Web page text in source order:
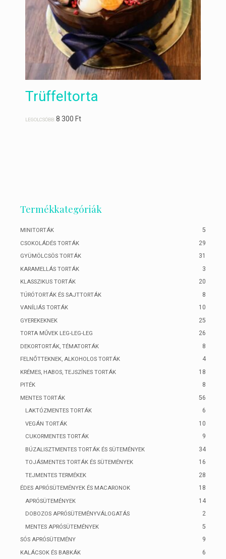
Trüffeltorta
LEGOLCSÓBB:8 300Ft
Termékkategóriák
MINITORTÁK 5
CSOKOLÁDÉS TORTÁK 29
GYÜMÖLCSÖS TORTÁK 31
KARAMELLÁS TORTÁK 3
KLASSZIKUS TORTÁK 20
TÚRÓTORTÁK ÉS SAJTTORTÁK 8
VANÍLIÁS TORTÁK 10
GYEREKEKNEK 25
TORTA MŰVEK LEG-LEG-LEG 26
DEKORTORTÁK, TÉMATORTÁK 8
FELNŐTTEKNEK, ALKOHOLOS TORTÁK 4
KRÉMES, HABOS, TEJSZÍNES TORTÁK 18
PITÉK 8
MENTES TORTÁK 56
LAKTÓZMENTES TORTÁK 6
VEGÁN TORTÁK 10
CUKORMENTES TORTÁK 9
BÚZALISZTMENTES TORTÁK ÉS SÜTEMÉNYEK 34
TOJÁSMENTES TORTÁK ÉS SÜTEMÉNYEK 16
TEJMENTES TERMÉKEK 28
ÉDES APRÓSÜTEMÉNYEK ÉS MACARONOK 18
APRÓSÜTEMÉNYEK 14
DOBOZOS APRÓSÜTEMÉNYVÁLOGATÁS 2
MENTES APRÓSÜTEMÉNYEK 5
SÓS APRÓSÜTEMÉNY 9
KALÁCSOK ÉS BABKÁK 6